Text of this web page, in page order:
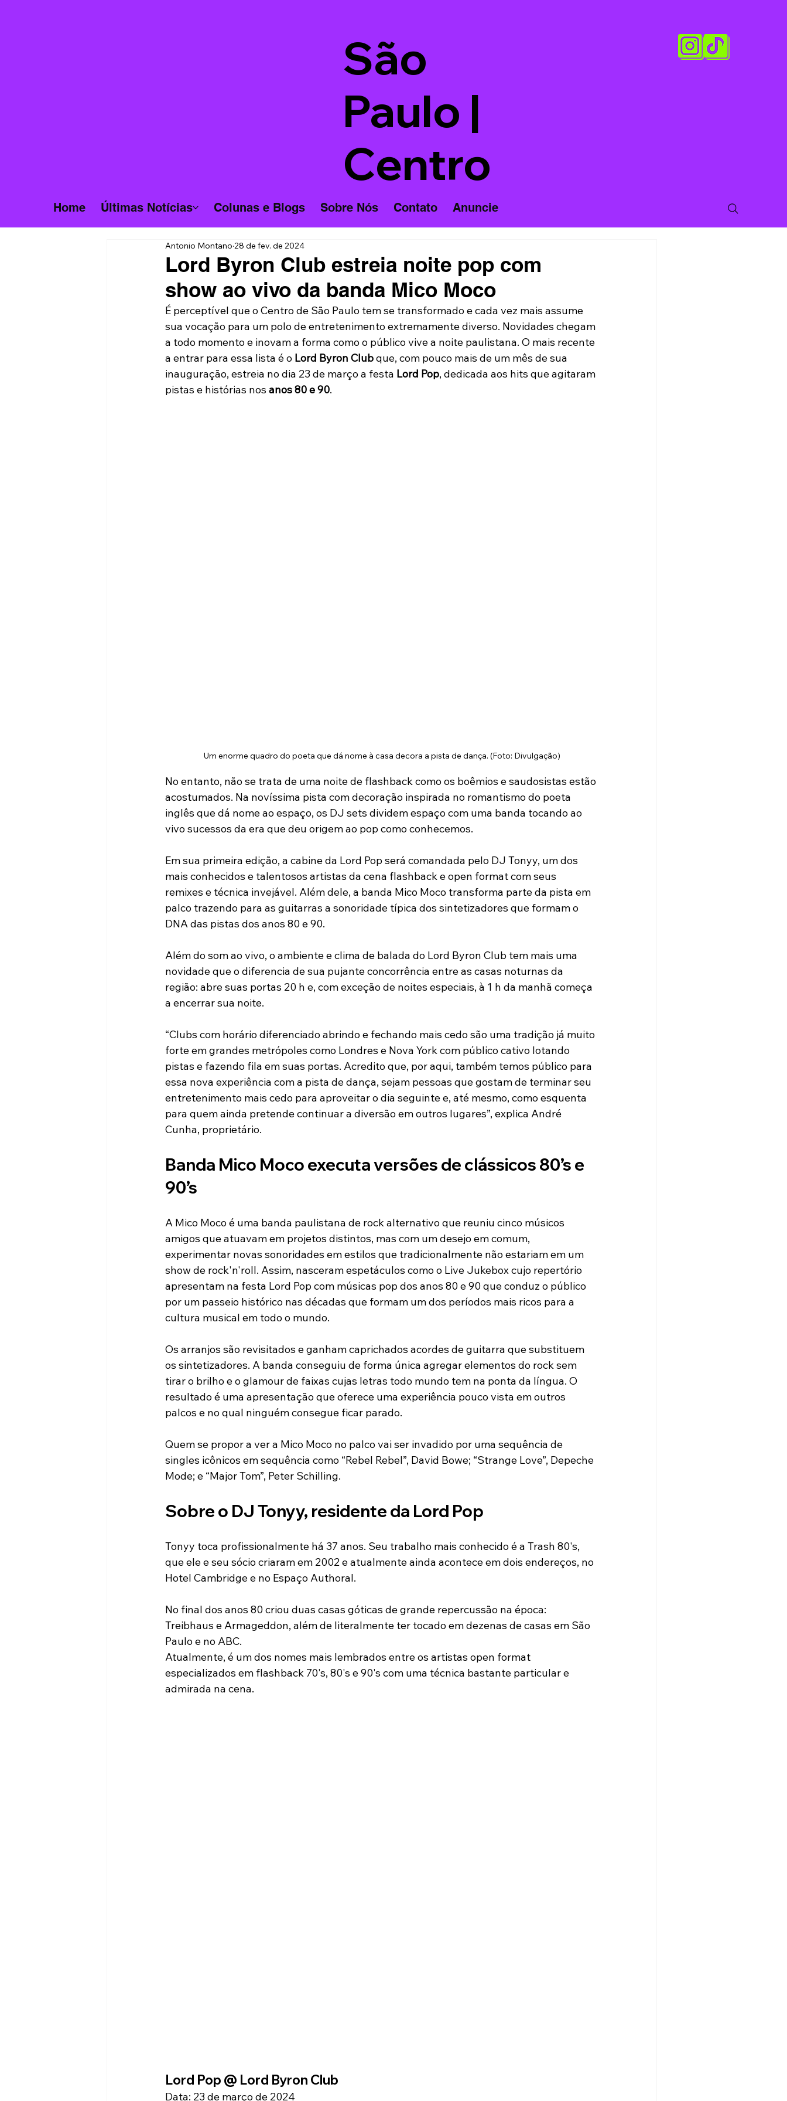
São
Paulo |
Centro
Home Últimas Notícias Colunas e Blogs Sobre Nós Contato Anuncie
Lord Byron Club estreia noite pop com
show ao vivo da banda Mico Moco
Antonio Montano 28 de fev. de 2024
É perceptível que o Centro de São Paulo tem se transformado e cada vez mais assume
sua vocação para um polo de entretenimento extremamente diverso. Novidades chegam
a todo momento e inovam a forma como o público vive a noite paulistana. O mais recente
a entrar para essa lista é o Lord Byron Club que, com pouco mais de um mês de sua
inauguração, estreia no dia 23 de março a festa Lord Pop, dedicada aos hits que agitaram
pistas e histórias nos anos 80 e 90.
Um enorme quadro do poeta que dá nome à casa decora a pista de dança. (Foto: Divulgação)
No entanto, não se trata de uma noite de flashback como os boêmios e saudosistas estão
acostumados. Na novíssima pista com decoração inspirada no romantismo do poeta
inglês que dá nome ao espaço, os DJ sets dividem espaço com uma banda tocando ao
vivo sucessos da era que deu origem ao pop como conhecemos.
Em sua primeira edição, a cabine da Lord Pop será comandada pelo DJ Tonyy, um dos
mais conhecidos e talentosos artistas da cena flashback e open format com seus
remixes e técnica invejável. Além dele, a banda Mico Moco transforma parte da pista em
palco trazendo para as guitarras a sonoridade típica dos sintetizadores que formam o
DNA das pistas dos anos 80 e 90.
Além do som ao vivo, o ambiente e clima de balada do Lord Byron Club tem mais uma
novidade que o diferencia de sua pujante concorrência entre as casas noturnas da
região: abre suas portas 20 h e, com exceção de noites especiais, à 1 h da manhã começa
a encerrar sua noite.
“Clubs com horário diferenciado abrindo e fechando mais cedo são uma tradição já muito
forte em grandes metrópoles como Londres e Nova York com público cativo lotando
pistas e fazendo fila em suas portas. Acredito que, por aqui, também temos público para
essa nova experiência com a pista de dança, sejam pessoas que gostam de terminar seu
entretenimento mais cedo para aproveitar o dia seguinte e, até mesmo, como esquenta
para quem ainda pretende continuar a diversão em outros lugares”, explica André
Cunha, proprietário.
Banda Mico Moco executa versões de clássicos 80’s e
90’s
A Mico Moco é uma banda paulistana de rock alternativo que reuniu cinco músicos
amigos que atuavam em projetos distintos, mas com um desejo em comum,
experimentar novas sonoridades em estilos que tradicionalmente não estariam em um
show de rock'n'roll. Assim, nasceram espetáculos como o Live Jukebox cujo repertório
apresentam na festa Lord Pop com músicas pop dos anos 80 e 90 que conduz o público
por um passeio histórico nas décadas que formam um dos períodos mais ricos para a
cultura musical em todo o mundo.
Os arranjos são revisitados e ganham caprichados acordes de guitarra que substituem
os sintetizadores. A banda conseguiu de forma única agregar elementos do rock sem
tirar o brilho e o glamour de faixas cujas letras todo mundo tem na ponta da língua. O
resultado é uma apresentação que oferece uma experiência pouco vista em outros
palcos e no qual ninguém consegue ficar parado.
Quem se propor a ver a Mico Moco no palco vai ser invadido por uma sequência de
singles icônicos em sequência como “Rebel Rebel”, David Bowe; “Strange Love”, Depeche
Mode; e “Major Tom”, Peter Schilling.
Sobre o DJ Tonyy, residente da Lord Pop
Tonyy toca profissionalmente há 37 anos. Seu trabalho mais conhecido é a Trash 80's,
que ele e seu sócio criaram em 2002 e atualmente ainda acontece em dois endereços, no
Hotel Cambridge e no Espaço Authoral.
No final dos anos 80 criou duas casas góticas de grande repercussão na época:
Treibhaus e Armageddon, além de literalmente ter tocado em dezenas de casas em São
Paulo e no ABC.
Atualmente, é um dos nomes mais lembrados entre os artistas open format
especializados em flashback 70's, 80's e 90's com uma técnica bastante particular e
admirada na cena.
Lord Pop @ Lord Byron Club
Data: 23 de março de 2024